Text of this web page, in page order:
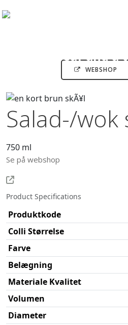
WEBSHOP
Salad-/wok
750 ml
Se på webshop
Product Specifications
Produktkode
Colli Størrelse
Farve
Belægning
Materiale Kvalitet
Volumen
Diameter